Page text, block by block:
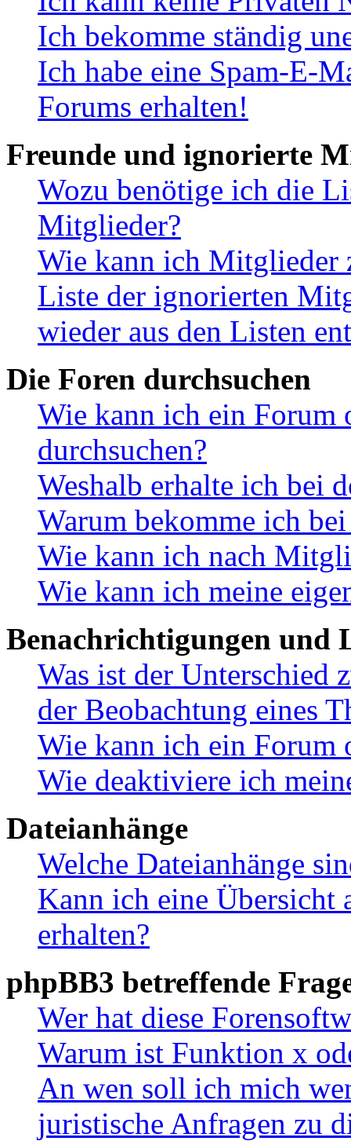
Ich bekomme ständig
Ich habe eine Spam-E-
Forums erhalten!
Freunde und ignorierte
Wozu benötige ich die
Mitglieder?
Wie kann ich Mitglieder
Liste der ignorierten
wieder aus den Listen
Die Foren durchsuchen
Wie kann ich ein Forum
durchsuchen?
Weshalb erhalte ich bei
Warum bekomme ich
Wie kann ich nach
Wie kann ich meine
Benachrichtigungen und
Was ist der Unterschied
der Beobachtung eines
Wie kann ich ein Forum
Wie deaktiviere ich
Dateianhänge
Welche Dateianhänge
Kann ich eine Übersicht
erhalten?
phpBB3 betreffende
Wer hat diese
Warum ist Funktion x
An wen soll ich mich
juristische Anfragen zu